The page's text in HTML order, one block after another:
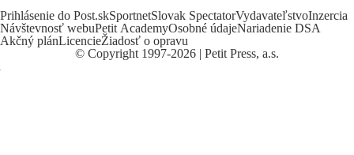
Prihlásenie do Post.skSportnetSlovak SpectatorVydavateľstvoInzercia
Návštevnosť webuPetit AcademyOsobné údajeNariadenie DSA
Akčný plánLicencieŽiadosť o opravu
© Copyright 1997-2026 | Petit Press, a.s.